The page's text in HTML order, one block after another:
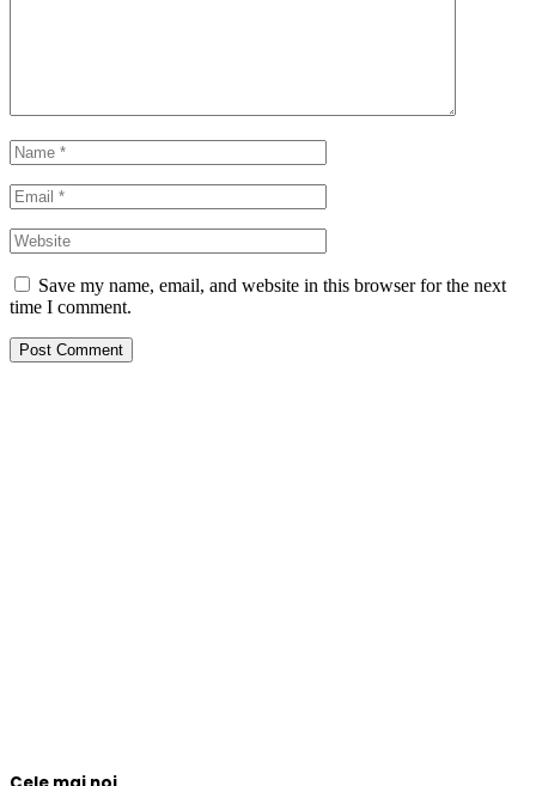
Save my name, email, and website in this browser for the next
time I comment.